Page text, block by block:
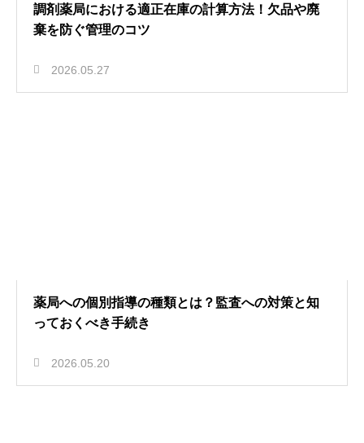
調剤薬局における適正在庫の計算方法！欠品や廃
棄を防ぐ管理のコツ
2026.05.27
薬局への個別指導の種類とは？監査への対策と知
っておくべき手続き
2026.05.20